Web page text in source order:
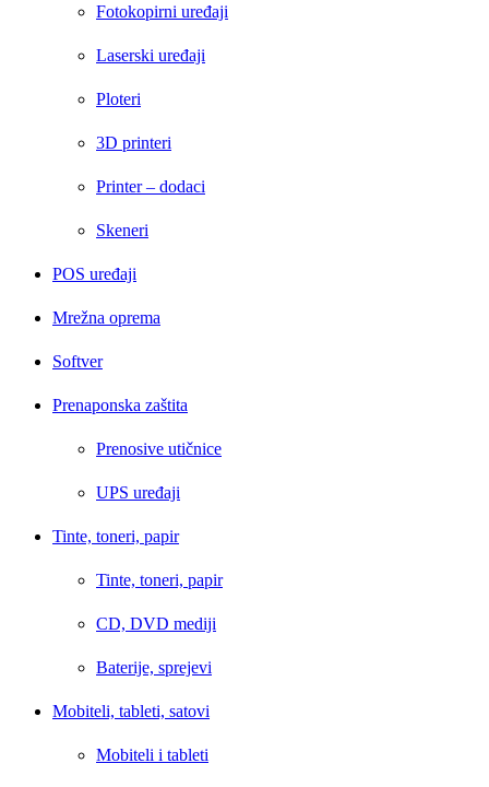
Fotokopirni uređaji
Laserski uređaji
Ploteri
3D printeri
Printer – dodaci
Skeneri
POS uređaji
Mrežna oprema
Softver
Prenaponska zaštita
Prenosive utičnice
UPS uređaji
Tinte, toneri, papir
Tinte, toneri, papir
CD, DVD mediji
Baterije, sprejevi
Mobiteli, tableti, satovi
Mobiteli i tableti